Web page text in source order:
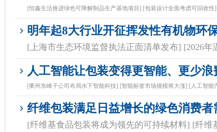
[恒鑫生活推进绿色可降解制品生产基地项目] [包装设计全面考虑可回收性]
明年起8大行业开征挥发性有机物环
[上海市生态环境监督执法正面清单发布] [2026年
人工智能让包装变得更智能、更少浪
[衢州东峰子公司布局水下智能科技] [智能标签市场规模将大涨] [人工智能
纤维包装满足日益增长的绿色消费者
[纤维基食品包装将成为领先的可持续材料] [纤维